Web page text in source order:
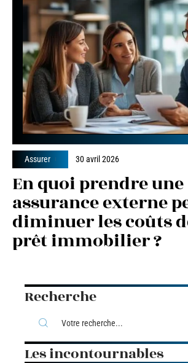
Assurer 30 avril 2026
En quoi prendre une
assurance externe
diminuer les coûts
prêt immobilier ?
Recherche
Les incontournables